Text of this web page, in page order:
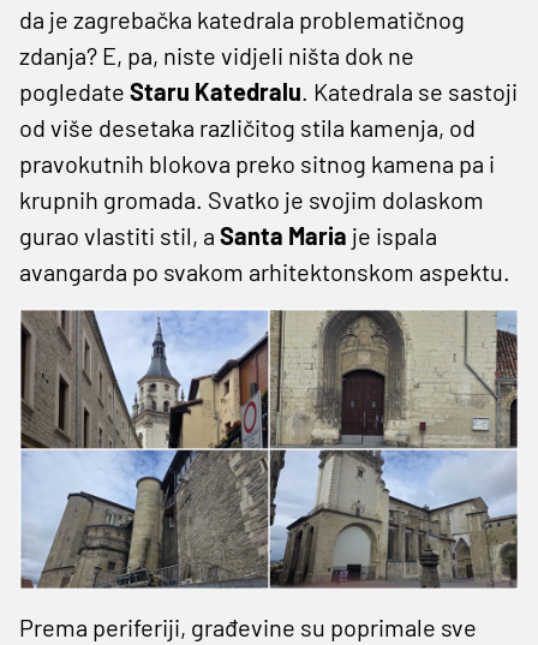
da je zagrebačka katedrala problematičnog
zdanja? E, pa, niste vidjeli ništa dok ne
pogledate Staru Katedralu. Katedrala se sastoji
od više desetaka različitog stila kamenja, od
pravokutnih blokova preko sitnog kamena pa i
krupnih gromada. Svatko je svojim dolaskom
gurao vlastiti stil, a Santa Maria je ispala
avangarda po svakom arhitektonskom aspektu.
Prema periferiji, građevine su poprimale sve